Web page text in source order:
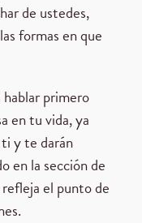
de ustedes,
formas en que
hablar primero
en tu vida, ya
y te darán
en la sección de
el punto de